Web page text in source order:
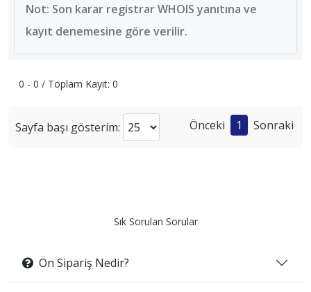
Not: Son karar registrar WHOIS yanıtına ve
kayıt denemesine göre verilir.
0 - 0 / Toplam Kayıt: 0
Sayfa başı gösterim: Önceki 1 Sonraki
Sık Sorulan Sorular
Ön Sipariş Nedir?